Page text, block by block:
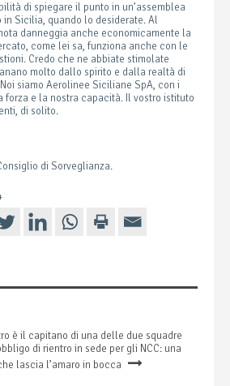
di spiegare il punto in un’assemblea
in Sicilia, quando lo desiderate. Al
danneggia anche economicamente la
come lei sa, funziona anche con le
Credo che ne abbiate stimolate
molto dallo spirito e dalla realtà di
siamo Aerolinee Siciliane SpA, con i
forza e la nostra capacità. Il vostro istituto
di solito.
di Sorveglianza.
è il capitano di una delle due squadre
di rientro in sede per gli NCC: una
lascia l’amaro in bocca